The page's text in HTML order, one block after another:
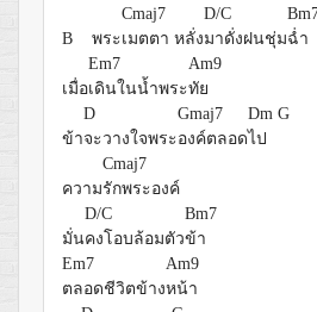
Cmaj7 D/C
B พระเมตตา หลั่งมาดั่งฝนชุ่มฉ่ำ
Em7
Am9
เมื่อเดินในน้ำพระทัย
D
Gmaj7 Dm G
ข้าจะวางใจพระองค์ตลอดไป
Cmaj7
ความรักพระองค์
D/C
Bm7
มั่นคงโอบล้อมตัวข้า
Em7
Am9
ตลอดชีวิตข้างหน้า